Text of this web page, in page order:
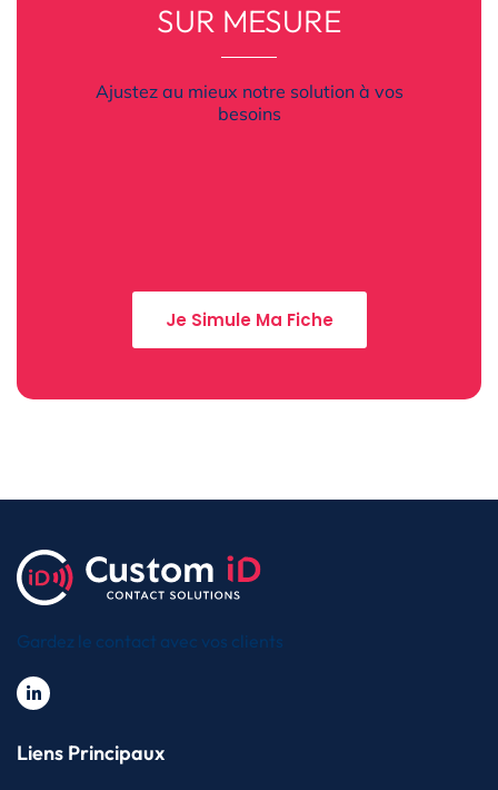
SUR MESURE
Ajustez au mieux notre solution à vos
besoins
Je Simule Ma Fiche
Gardez le contact avec vos clients
Liens Principaux